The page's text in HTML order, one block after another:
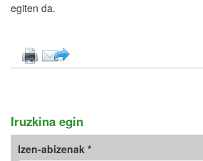
egiten da.
Iruzkina egin
Izen-abizenak *